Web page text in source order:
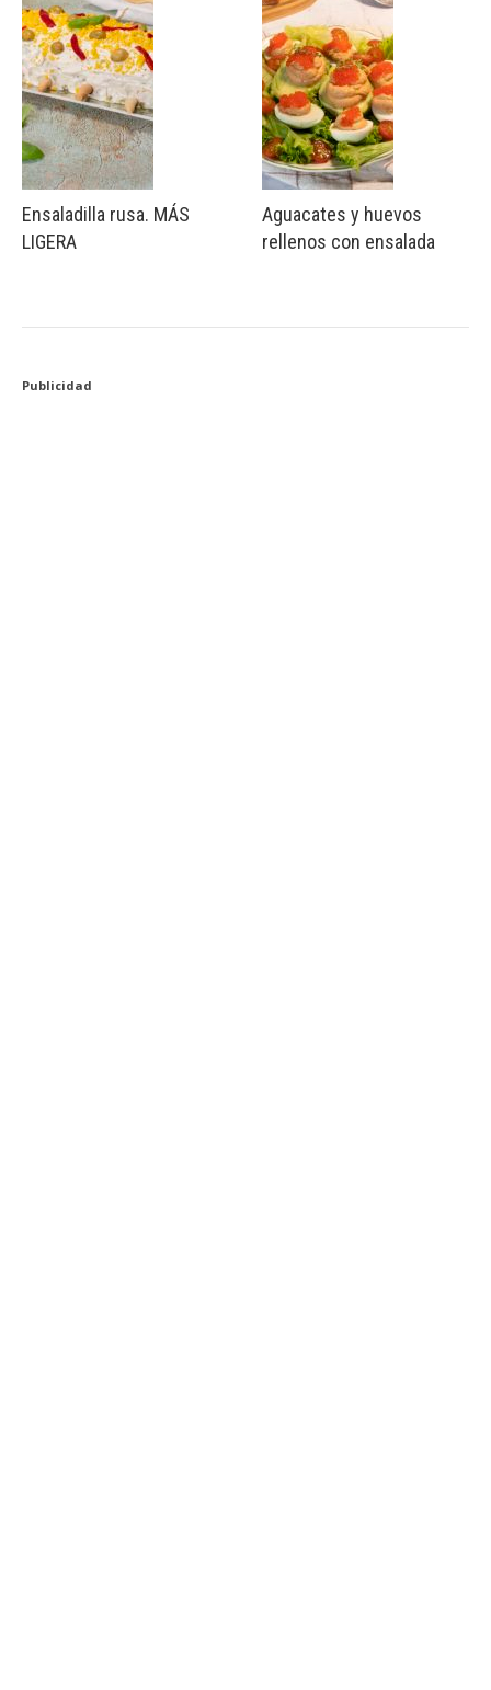
Ensaladilla rusa. MÁS
LIGERA
Aguacates y huevos
rellenos con ensalada
Publicidad